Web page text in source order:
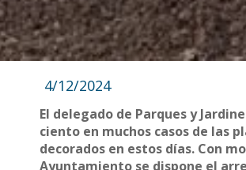
4/12/2024
El delegado de Parques y
ciento en muchos casos de las
decorados en estos días. Con
Ayuntamiento se dispone el